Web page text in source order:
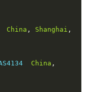
China , Shanghai ,
China ,